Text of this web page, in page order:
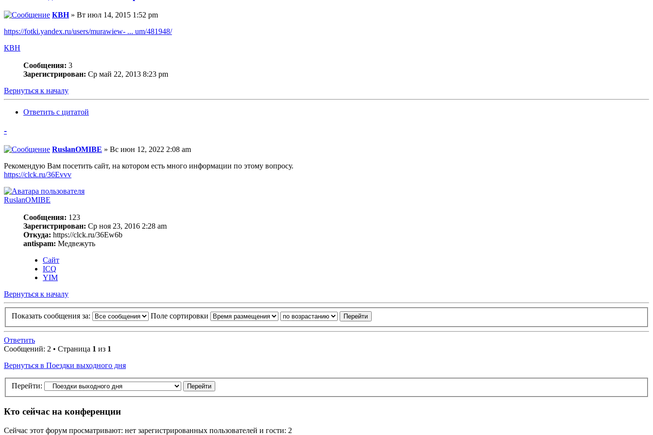
КВН» Вт июл 14, 2015 1:52 pm
https://fotki.yandex.ru/users/murawiew- ... um/481948/
КВН
Сообщения: 3
Зарегистрирован: Ср май 22, 2013 8:23 pm
Вернуться к началу
Ответить с цитатой
-
RuslanOMIBE » Вс июн 12, 2022 2:08 am
Рекомендую Вам посетить сайт, на котором есть много информации по этому вопросу.
https://clck.ru/36Evvv
RuslanOMIBE
Сообщения: 123
Зарегистрирован: Ср ноя 23, 2016 2:28 am
Откуда: https://clck.ru/36Ew6b
antispam: Медвежуть
Сайт
ICQ
YIM
Вернуться к началу
Показать сообщения за: Поле сортировки
Ответить
Сообщений: 2 • Страница 1 из 1
Вернуться в Поездки выходного дня
Перейти:
Кто сейчас на конференции
Сейчас этот форум просматривают: нет зарегистрированных пользователей и гости: 2